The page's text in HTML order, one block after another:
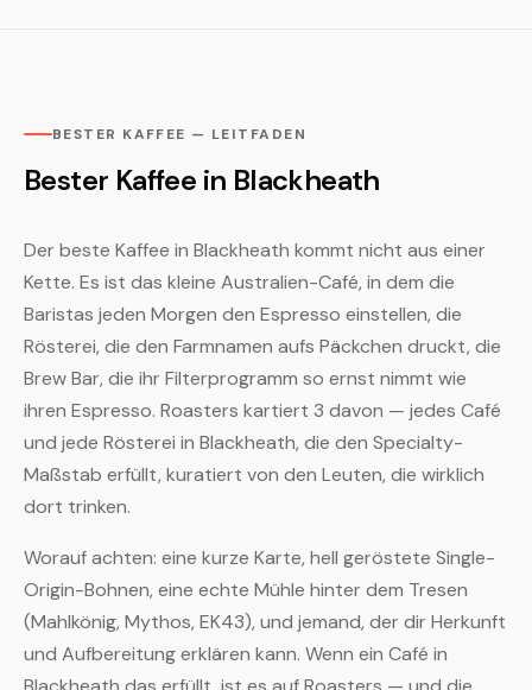
BESTER KAFFEE — LEITFADEN
Bester Kaffee in Blackheath
Der beste Kaffee in Blackheath kommt nicht aus einer
Kette. Es ist das kleine Australien-Café, in dem die
Baristas jeden Morgen den Espresso einstellen, die
Rösterei, die den Farmnamen aufs Päckchen druckt, die
Brew Bar, die ihr Filterprogramm so ernst nimmt wie
ihren Espresso. Roasters kartiert 3 davon — jedes Café
und jede Rösterei in Blackheath, die den Specialty-
Maßstab erfüllt, kuratiert von den Leuten, die wirklich
dort trinken.
Worauf achten: eine kurze Karte, hell geröstete Single-
Origin-Bohnen, eine echte Mühle hinter dem Tresen
(Mahlkönig, Mythos, EK43), und jemand, der dir Herkunft
und Aufbereitung erklären kann. Wenn ein Café in